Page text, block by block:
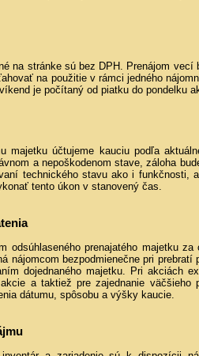
na stránke sú bez DPH. Prenájom
na použitie v rámci jedného
je počítaný od piatku do pondelku
majetku účtujeme kauciu podľa
a nepoškodenom stave, záloha
technického stavu ako i funkčnosti,
tento úkon v stanovený čas.
odsúhlaseného prenajatého majetku
nájomcom bezpodmienečne pri
dojednaného majetku. Pri akciách
a taktiež pre zajednanie
dátumu, spôsobu a výšky kaucie.